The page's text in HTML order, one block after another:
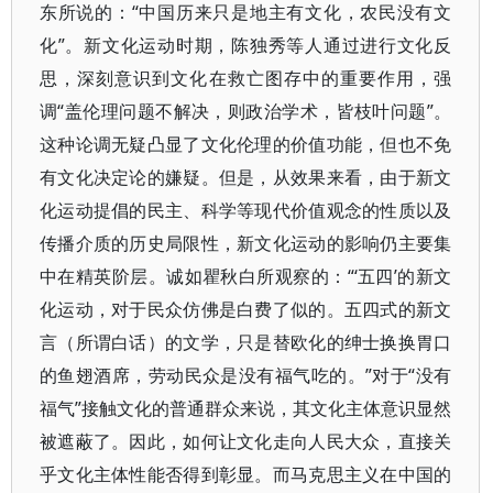
东所说的：“中国历来只是地主有文化，农民没有文
化”。新文化运动时期，陈独秀等人通过进行文化反
思，深刻意识到文化在救亡图存中的重要作用，强
调“盖伦理问题不解决，则政治学术，皆枝叶问题”。
这种论调无疑凸显了文化伦理的价值功能，但也不免
有文化决定论的嫌疑。但是，从效果来看，由于新文
化运动提倡的民主、科学等现代价值观念的性质以及
传播介质的历史局限性，新文化运动的影响仍主要集
中在精英阶层。诚如瞿秋白所观察的：“‘五四’的新文
化运动，对于民众仿佛是白费了似的。五四式的新文
言（所谓白话）的文学，只是替欧化的绅士换换胃口
的鱼翅酒席，劳动民众是没有福气吃的。”对于“没有
福气”接触文化的普通群众来说，其文化主体意识显然
被遮蔽了。因此，如何让文化走向人民大众，直接关
乎文化主体性能否得到彰显。而马克思主义在中国的